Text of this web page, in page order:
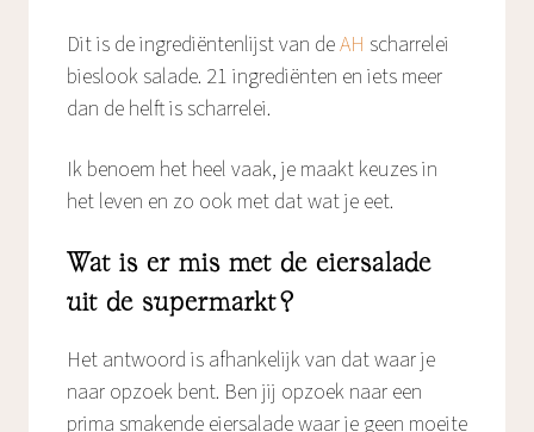
Dit is de ingrediëntenlijst van deAH scharrelei
bieslook salade. 21 ingrediënten en iets meer
dan de helft is scharrelei.
Ik benoem het heel vaak, je maakt keuzes in
het leven en zo ook met dat wat je eet.
Wat is er mis met de eiersalade
uit de supermarkt?
Het antwoord is afhankelijk van dat waar je
naar opzoek bent. Ben jij opzoek naar een
prima smakende eiersalade waar je geen moeite